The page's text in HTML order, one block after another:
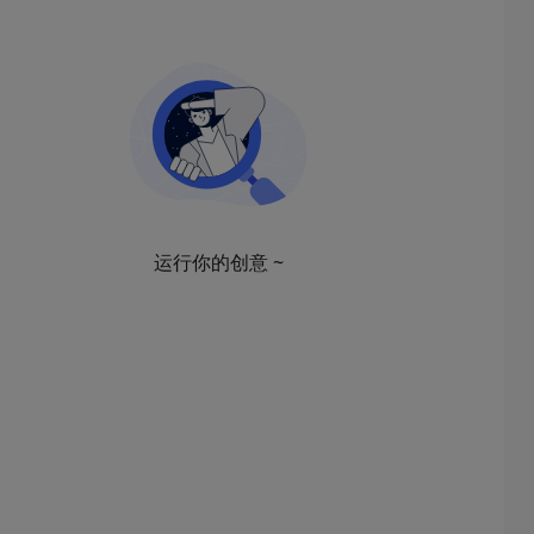
运行你的创意 ~